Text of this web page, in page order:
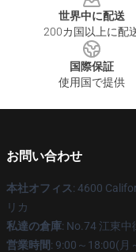
世界中に配送
200カ国以上に配
国際保証
使用国で提供
お問い合わせ
本社オフィス: 4600
リカ
私達の倉庫: No.74 江東
営業時間: 9:00～18:00(月